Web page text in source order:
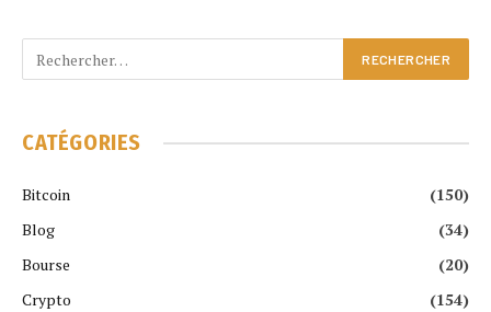
CATÉGORIES
Bitcoin
(150)
Blog
(34)
Bourse
(20)
Crypto
(154)